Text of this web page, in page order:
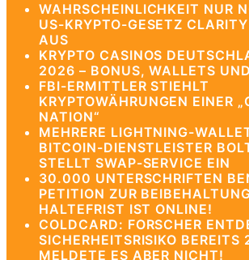
WAHRSCHEINLICHKEIT NUR
US-KRYPTO-GESETZ
AUS
KRYPTO CASINOS
2026 – BONUS, WALLETS
FBI-ERMITTLER STIEHLT
KRYPTOWÄHRUNGEN EINER
NATION“
MEHRERE LIGHTNING-
BITCOIN-DIENSTLEISTER
STELLT SWAP-SERVICE EIN
30.000 UNTERSCHRIFTEN
PETITION ZUR
HALTEFRIST IST ONLINE!
COLDCARD: FORSCHER
SICHERHEITSRISIKO BEREITS
MELDETE ES ABER NICHT!